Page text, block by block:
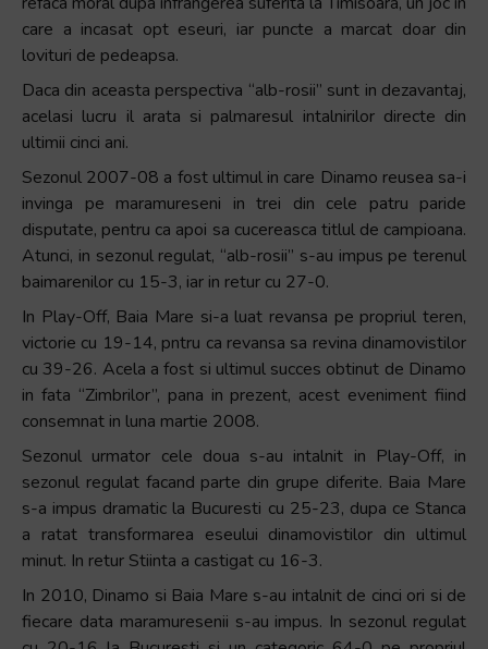
care a incasat opt eseuri, iar puncte a marcat doar din
lovituri de pedeapsa.
Daca din aceasta perspectiva “alb-rosii” sunt in dezavantaj,
acelasi lucru il arata si palmaresul intalnirilor directe din
ultimii cinci ani.
Sezonul 2007-08 a fost ultimul in care Dinamo reusea sa-i
invinga pe maramureseni in trei din cele patru paride
disputate, pentru ca apoi sa cucereasca titlul de campioana.
Atunci, in sezonul regulat, “alb-rosii” s-au impus pe terenul
baimarenilor cu 15-3, iar in retur cu 27-0.
In Play-Off, Baia Mare si-a luat revansa pe propriul teren,
victorie cu 19-14, pntru ca revansa sa revina dinamovistilor
cu 39-26. Acela a fost si ultimul succes obtinut de Dinamo
in fata “Zimbrilor”, pana in prezent, acest eveniment fiind
consemnat in luna martie 2008.
Sezonul urmator cele doua s-au intalnit in Play-Off, in
sezonul regulat facand parte din grupe diferite. Baia Mare
s-a impus dramatic la Bucuresti cu 25-23, dupa ce Stanca
a ratat transformarea eseului dinamovistilor din ultimul
minut. In retur Stiinta a castigat cu 16-3.
In 2010, Dinamo si Baia Mare s-au intalnit de cinci ori si de
fiecare data maramuresenii s-au impus. In sezonul regulat